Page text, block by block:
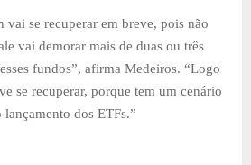
vai se recuperar em breve, pois não
vai demorar mais de duas ou três
fundos”, afirma Medeiros. “Logo
se recuperar, porque tem um cenário
dos ETFs.”